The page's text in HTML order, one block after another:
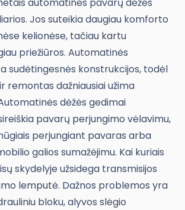
automatinės pavarų dėžės
Jos suteikia daugiau komforto
kelionėse, tačiau kartu
priežiūros. Automatinės
sudėtingesnės konstrukcijos, todėl
remontas dažniausiai užima
dėžės gedimai
pavarų perjungimo vėlavimu,
perjungiant pavaras arba
galios sumažėjimu. Kai kuriais
skydelyje užsidega transmisijos
lemputė. Dažnos problemos yra
bloku, alyvos slėgio